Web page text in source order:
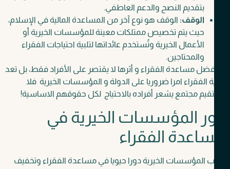
بتقديم النصح والدعم العاطفي.
الوقف:الوقف هو نوع آخر من المساعدة المالية في الإسلام،
حيث يتم تخصيص ممتلكات معينة للمؤسسات الخيرية أو
الأعمال الخيرية وتُستخدم عائداتها لتلبية احتياجات الفقراء
والمحتاجين.
مساعدة الفقراء و أثرها لا يقتصر على الأفراد فقط، بل تعد
الفقراء امرا ضروريا على الدولة و المؤسسات الخيرية فلا
مجتمع يشعر أفراده بالاحتياج لكل حقوقهم الاساسية!
المؤسسات الخيرية في
الفقراء
المؤسسات الخيرية دورا حيويا في مساعدة الفقراء وتخفيف